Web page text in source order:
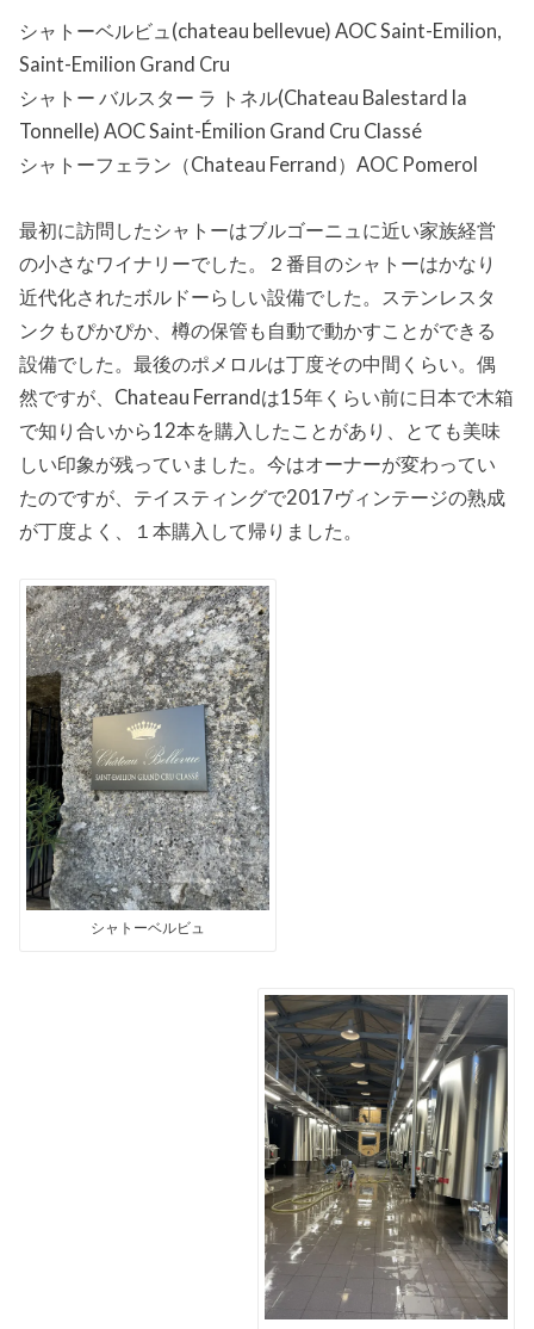
シャトーベルビュ(chateau bellevue) AOC Saint-Emilion,
Saint-Emilion Grand Cru
シャトー バルスター ラ トネル(Chateau Balestard la
Tonnelle) AOC Saint-Émilion Grand Cru Classé
シャトーフェラン（Chateau Ferrand）AOC Pomerol
最初に訪問したシャトーはブルゴーニュに近い家族経営
の小さなワイナリーでした。２番目のシャトーはかなり
近代化されたボルドーらしい設備でした。ステンレスタ
ンクもぴかぴか、樽の保管も自動で動かすことができる
設備でした。最後のポメロルは丁度その中間くらい。偶
然ですが、Chateau Ferrandは15年くらい前に日本で木箱
で知り合いから12本を購入したことがあり、とても美味
しい印象が残っていました。今はオーナーが変わってい
たのですが、テイスティングで2017ヴィンテージの熟成
が丁度よく、１本購入して帰りました。
シャトーベルビュ